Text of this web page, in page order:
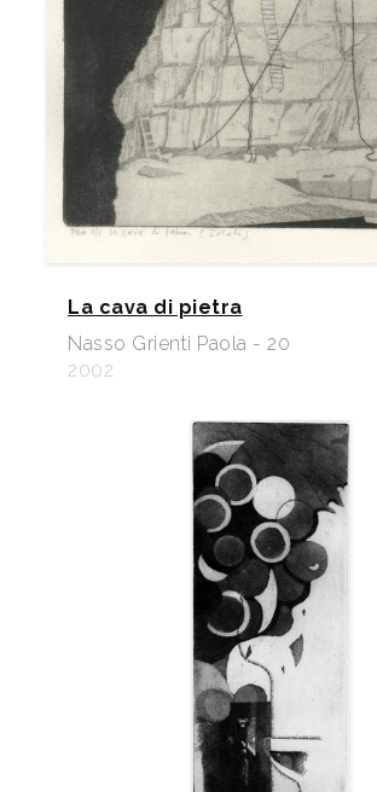
La cava di pietra
Nasso Grienti Paola - 20
2002